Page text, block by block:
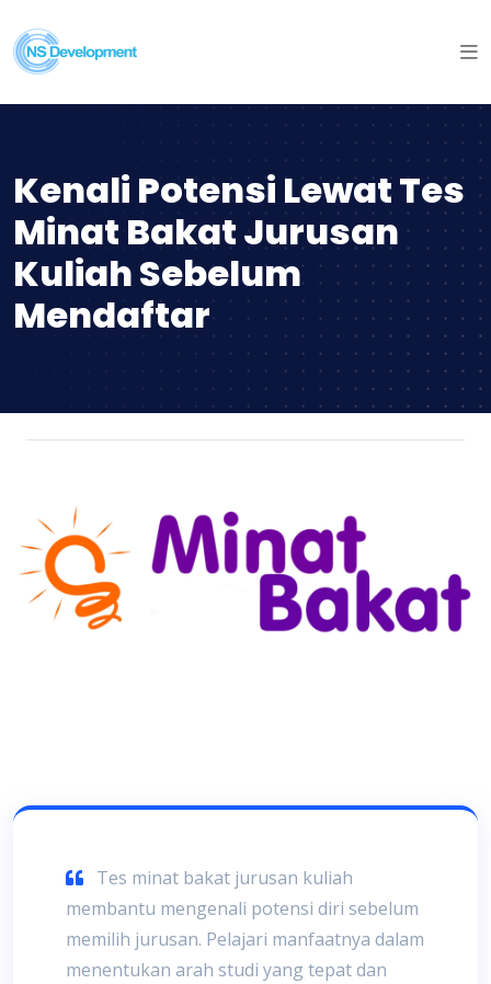
Kenali Potensi Lewat Tes
Minat Bakat Jurusan
Kuliah Sebelum
Mendaftar
Tes minat bakat jurusan kuliah
membantu mengenali potensi diri sebelum
memilih jurusan. Pelajari manfaatnya dalam
menentukan arah studi yang tepat dan